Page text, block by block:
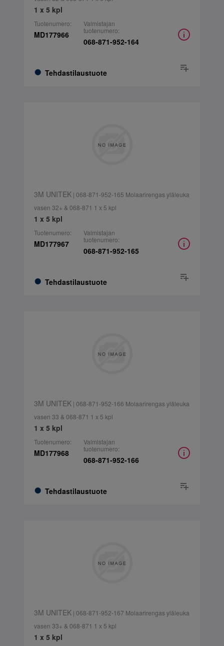
1 x 5 kpl
Tuotenumero:
MD177966
Tehdastilaustuote
Valmistajan
tuotenumero:
068-871-952-164
3M UNITEK| 068-871-952-165 Molaarirengas yläleuka
vasen 32+ & 068-871 1 x 5 kpl
1 x 5 kpl
Tuotenumero:
MD177967
Tehdastilaustuote
Valmistajan
tuotenumero:
068-871-952-165
3M UNITEK| 068-871-952-166 Molaarirengas yläleuka
vasen 33 & 068-871 1 x 5 kpl
1 x 5 kpl
Tuotenumero:
MD177968
Tehdastilaustuote
Valmistajan
tuotenumero:
068-871-952-166
3M UNITEK| 068-871-952-167 Molaarirengas yläleuka
vasen 33+ & 068-871 1 x 5 kpl
1 x 5 kpl